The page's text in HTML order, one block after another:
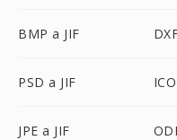
BMP a JIF
PSD a JIF
JPE a JIF